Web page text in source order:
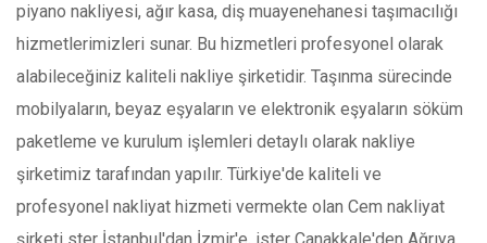
piyano nakliyesi, ağır kasa, diş muayenehanesi taşımacılığı
hizmetlerimizleri sunar. Bu hizmetleri profesyonel olarak
alabileceğiniz kaliteli nakliye şirketidir. Taşınma sürecinde
mobilyaların, beyaz eşyaların ve elektronik eşyaların söküm
paketleme ve kurulum işlemleri detaylı olarak nakliye
şirketimiz tarafından yapılır. Türkiye'de kaliteli ve
profesyonel nakliyat hizmeti vermekte olan Cem nakliyat